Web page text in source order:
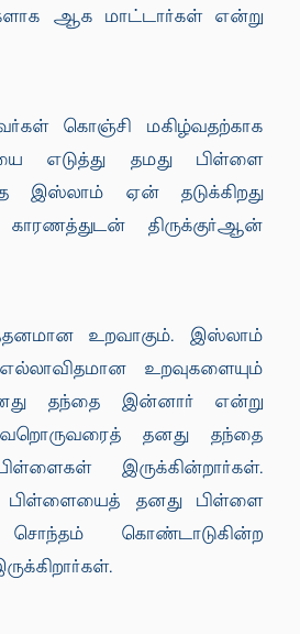
ஆக மாட்டார்கள் என்று
கொஞ்சி மகிழ்வதற்காக
எடுத்து தமது பிள்ளை
இஸ்லாம் ஏன் தடுக்கிறது
திருக்குர்ஆன்
உறவாகும். இஸ்லாம்
உறவுகளையும்
தனது தந்தை இன்னார் என்று
வேறொருவரைத் தனது தந்தை
இருக்கின்றார்கள்.
பிள்ளையைத் தனது பிள்ளை
கொண்டாடுகின்ற